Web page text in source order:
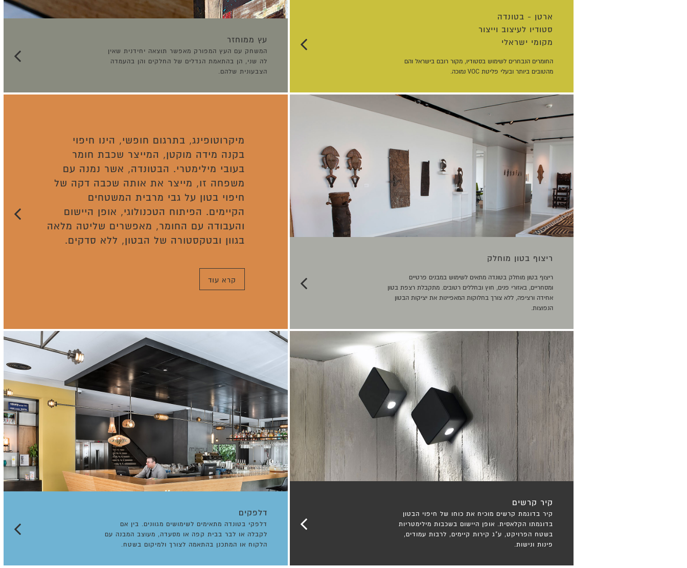
ארטן - בטונדה
סטודיו לעיצוב וייצור
מקומי ישראלי
החומרים הנבחרים לשימוש בסטודיו, מקור רובם בישראל והם
מהטובים ביותר ובעלי פליטת VOC נמוכה.
עץ ממוחזר
המשחק עם העץ המפורק מאפשר תוצאה יחידנית שאין
לה שני, הן בהתאמת הגדלים של החלקים והן בהעמדה
הצבעונית שלהם.
ריצוף בטון מוחלק
ריצוף בטון מוחלק בטונדה מתאים לשימוש במבנים פרטיים
ומסחריים, באזורי פנים, חוץ ובחללים רטובים. מתקבלת רצפת בטון
אחידה ורציפה, ללא צורך בחלוקות המאפיינות את יציקות הבטון
הנפוצות.
מיקרוטופינג, בתרגום חופשי, הינו חיפוי
בקנה מידה מוקטן, המייצר שכבת חומר
בעובי מילימטרי. הבטונדה, אשר נמנה עם
משפחה זו, מייצר את אותה שכבה דקה של
חיפוי בטון על גבי מרבית המשטחים
הקיימים. הפיתוח הטכנולוגי, אופן היישום
והעבודה עם החומר, מאפשרים שליטה מלאה
בגוון ובטקסטורה של הבטון, ללא סדקים.
קרא עוד
קיר קרשים
קיר בדוגמת קרשים מוכיח את כוחו של חיפוי הבטון
בדוגמתו הקלאסית. אופן היישום בשכבות מילימטריות
בשטח הפרויקט, ע"ג קירות קיימים, לרבות עמודים,
פינות ונישות.
דלפקים
דלפקי בטונדה מתאימים לשימושים מגוונים. בין אם
לקבלה או לבר בבית קפה או מסעדה, מעוצב המבנה עם
הלקוח או המתכנן בהתאמה לצורך ולמיקום בשטח.